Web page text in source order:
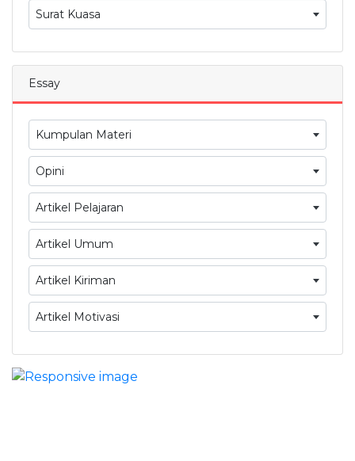
Surat Kuasa
Essay
Kumpulan Materi
Opini
Artikel Pelajaran
Artikel Umum
Artikel Kiriman
Artikel Motivasi